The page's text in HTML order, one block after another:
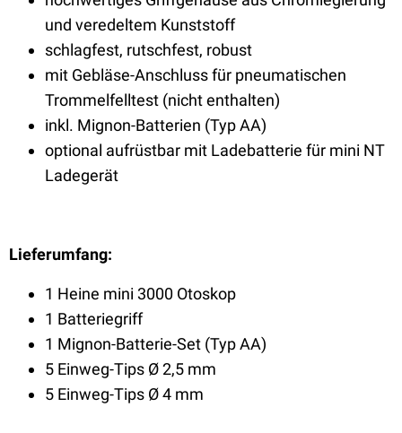
und veredeltem Kunststoff
schlagfest, rutschfest, robust
mit Gebläse-Anschluss für pneumatischen
Trommelfelltest (nicht enthalten)
inkl. Mignon-Batterien (Typ AA)
optional aufrüstbar mit Ladebatterie für mini NT
Ladegerät
Lieferumfang:
1 Heine mini 3000 Otoskop
1 Batteriegriff
1 Mignon-Batterie-Set (Typ AA)
5 Einweg-Tips Ø 2,5 mm
5 Einweg-Tips Ø 4 mm